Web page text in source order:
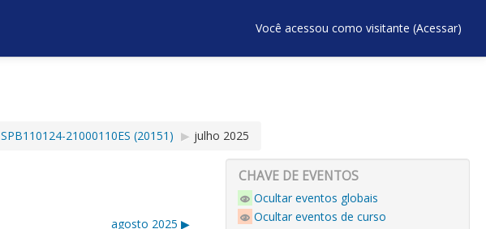
Você acessou como visitante (Acessar)
SPB110124-21000110ES (20151) ▶︎ julho 2025
agosto 2025 ▶︎
CHAVE DE EVENTOS
Ocultar eventos globais
Ocultar eventos de curso